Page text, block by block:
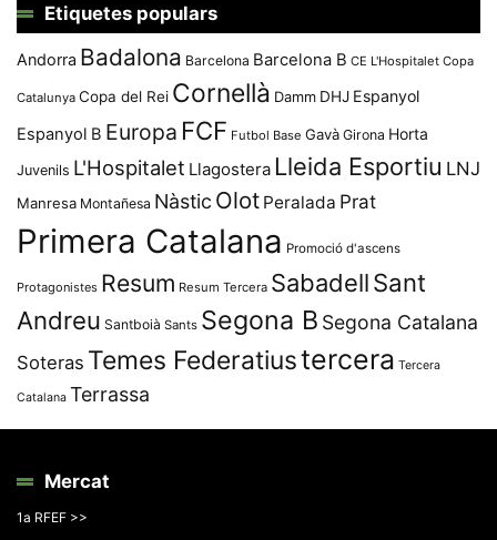
Etiquetes populars
Andorra Badalona Barcelona Barcelona B CE L'Hospitalet Copa
Catalunya Copa del Rei Cornellà Damm DHJ Espanyol
Espanyol B Europa FCF Futbol Base Gavà Girona Horta
Juvenils L'Hospitalet Llagostera Lleida Esportiu LNJ
Manresa Montañesa Nàstic Olot Peralada Prat
Primera Catalana Promoció d'ascens
Protagonistes Resum Resum Tercera SabadellSant
Andreu Santboià Sants Segona B Segona Catalana
Soteras Temes Federatiustercera Tercera
Catalana Terrassa
Mercat
1a RFEF >>